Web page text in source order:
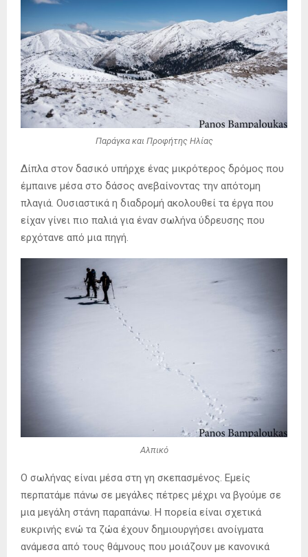
Παράγκα και Προφήτης Ηλίας
Δίπλα στον δασικό υπήρχε ένας μικρότερος δρόμος που
έμπαινε μέσα στο δάσος ανεβαίνοντας την απότομη
πλαγιά. Ουσιαστικά η διαδρομή ακολουθεί τα έργα που
είχαν γίνει πιο παλιά για έναν σωλήνα ύδρευσης που
ερχότανε από μια πηγή.
Αλπικό
Ο σωλήνας είναι μέσα στη γη σκεπασμένος. Εμείς
περπατάμε πάνω σε μεγάλες πέτρες μέχρι να βγούμε σε
μια μεγάλη στάνη παραπάνω. Η πορεία είναι σχετικά
ευκρινής ενώ τα ζώα έχουν δημιουργήσει ανοίγματα
ανάμεσα από τους θάμνους που μοιάζουν με κανονικά